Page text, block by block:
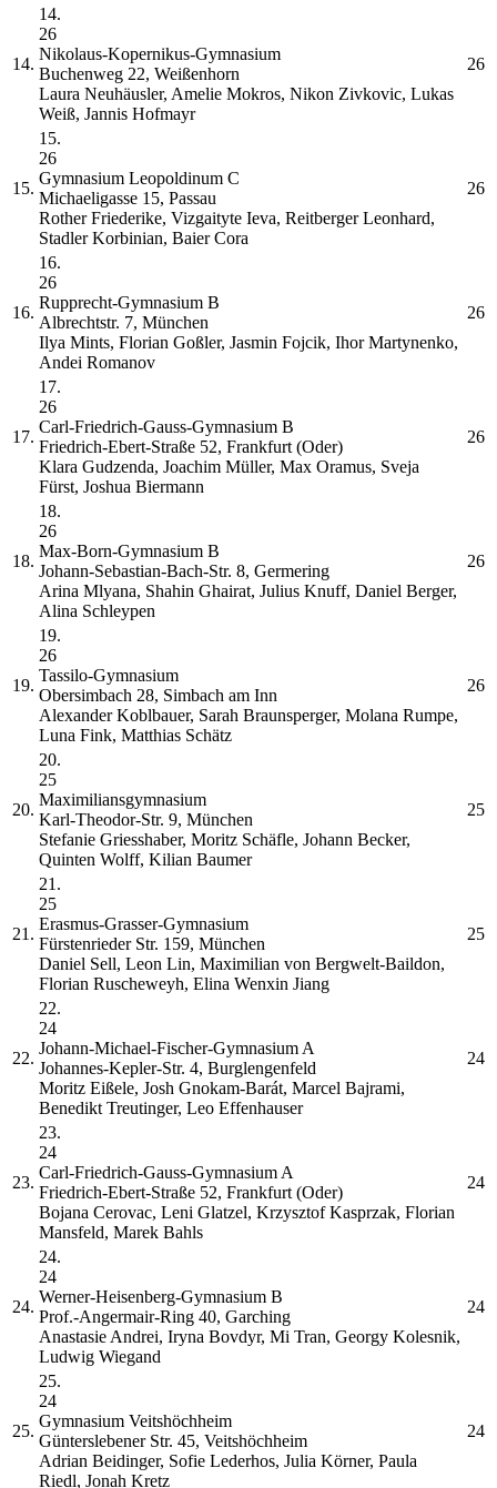
14.
14.
26
Nikolaus-Kopernikus-Gymnasium
Buchenweg 22, Weißenhorn
Laura Neuhäusler, Amelie Mokros, Nikon Zivkovic, Lukas
Weiß, Jannis Hofmayr
26
15.
15.
26
Gymnasium Leopoldinum C
Michaeligasse 15, Passau
Rother Friederike, Vizgaityte Ieva, Reitberger Leonhard,
Stadler Korbinian, Baier Cora
26
16.
16.
26
Rupprecht-Gymnasium B
Albrechtstr. 7, München
Ilya Mints, Florian Goßler, Jasmin Fojcik, Ihor Martynenko,
Andei Romanov
26
17.
17.
26
Carl-Friedrich-Gauss-Gymnasium B
Friedrich-Ebert-Straße 52, Frankfurt (Oder)
Klara Gudzenda, Joachim Müller, Max Oramus, Sveja
Fürst, Joshua Biermann
26
18.
18.
26
Max-Born-Gymnasium B
Johann-Sebastian-Bach-Str. 8, Germering
Arina Mlyana, Shahin Ghairat, Julius Knuff, Daniel Berger,
Alina Schleypen
26
19.
19.
26
Tassilo-Gymnasium
Obersimbach 28, Simbach am Inn
Alexander Koblbauer, Sarah Braunsperger, Molana Rumpe,
Luna Fink, Matthias Schätz
26
20.
20.
25
Maximiliansgymnasium
Karl-Theodor-Str. 9, München
Stefanie Griesshaber, Moritz Schäfle, Johann Becker,
Quinten Wolff, Kilian Baumer
25
21.
21.
25
Erasmus-Grasser-Gymnasium
Fürstenrieder Str. 159, München
Daniel Sell, Leon Lin, Maximilian von Bergwelt-Baildon,
Florian Ruscheweyh, Elina Wenxin Jiang
25
22.
22.
24
Johann-Michael-Fischer-Gymnasium A
Johannes-Kepler-Str. 4, Burglengenfeld
Moritz Eißele, Josh Gnokam-Barát, Marcel Bajrami,
Benedikt Treutinger, Leo Effenhauser
24
23.
23.
24
Carl-Friedrich-Gauss-Gymnasium A
Friedrich-Ebert-Straße 52, Frankfurt (Oder)
Bojana Cerovac, Leni Glatzel, Krzysztof Kasprzak, Florian
Mansfeld, Marek Bahls
24
24.
24.
24
Werner-Heisenberg-Gymnasium B
Prof.-Angermair-Ring 40, Garching
Anastasie Andrei, Iryna Bovdyr, Mi Tran, Georgy Kolesnik,
Ludwig Wiegand
24
25.
25.
24
Gymnasium Veitshöchheim
Günterslebener Str. 45, Veitshöchheim
Adrian Beidinger, Sofie Lederhos, Julia Körner, Paula
Riedl, Jonah Kretz
24